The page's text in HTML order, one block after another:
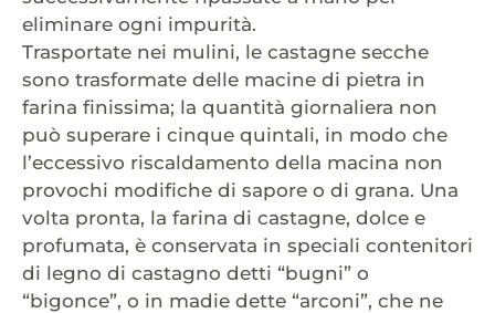
eliminare ogni impurità.
Trasportate nei mulini, le castagne secche
sono trasformate delle macine di pietra in
farina finissima; la quantità giornaliera non
può superare i cinque quintali, in modo che
l’eccessivo riscaldamento della macina non
provochi modifiche di sapore o di grana. Una
volta pronta, la farina di castagne, dolce e
profumata, è conservata in speciali contenitori
di legno di castagno detti “bugni” o
“bigonce”, o in madie dette “arconi”, che ne